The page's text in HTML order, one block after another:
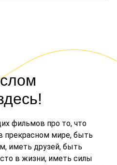
фильмов про то, что
прекрасном мире, быть
иметь друзей, быть
в жизни, иметь силы